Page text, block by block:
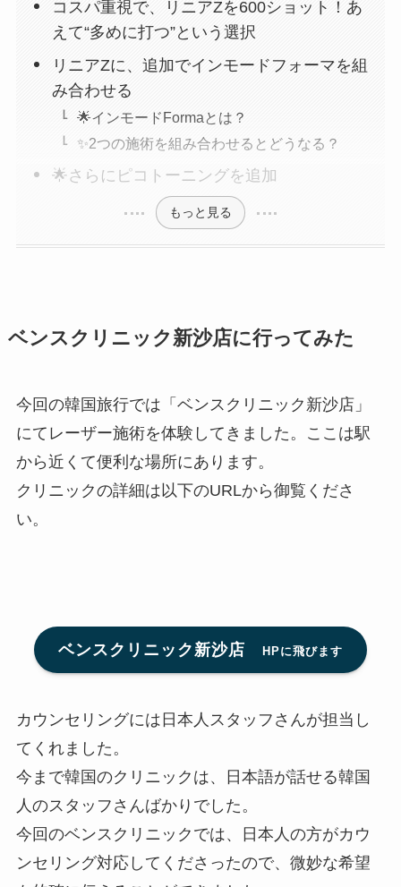
コスパ重視で、リニアZを600ショット！あ
えて“多めに打つ”という選択
リニアZに、追加でインモードフォーマを組
み合わせる
🌟インモードFormaとは？
✨2つの施術を組み合わせるとどうなる？
🌟さらにピコトーニングを追加
もっと見る
ベンスクリニック新沙店に行ってみた
今回の韓国旅行では「ベンスクリニック新沙店」
にてレーザー施術を体験してきました。ここは駅
から近くて便利な場所にあります。
クリニックの詳細は以下のURLから御覧くださ
い。
ベンスクリニック新沙店 HPに飛びます
カウンセリングには日本人スタッフさんが担当し
てくれました。
今まで韓国のクリニックは、日本語が話せる韓国
人のスタッフさんばかりでした。
今回のベンスクリニックでは、日本人の方がカウ
ンセリング対応してくださったので、微妙な希望